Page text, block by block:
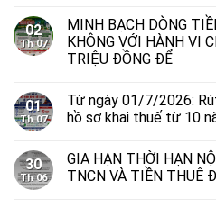
02
Th 07
MINH BẠCH DÒNG
KHÔNG VỚI HÀNH VI
TRIỆU ĐỒNG ĐỂ
01
Th 07
Từ ngày 01/7/2026:
hồ sơ khai thuế từ 10
30
Th 06
GIA HẠN THỜI HẠN
TNCN VÀ TIỀN THUÊ